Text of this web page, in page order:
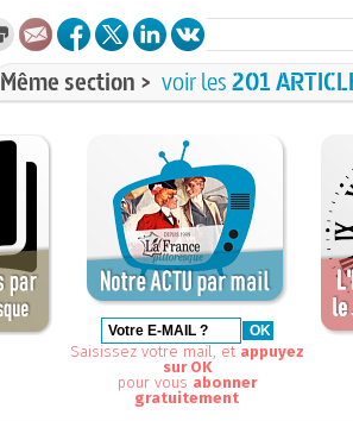
Même section > voir les201
Saisissez votre mail, et appuyez
sur OK
pour vous abonner
gratuitement